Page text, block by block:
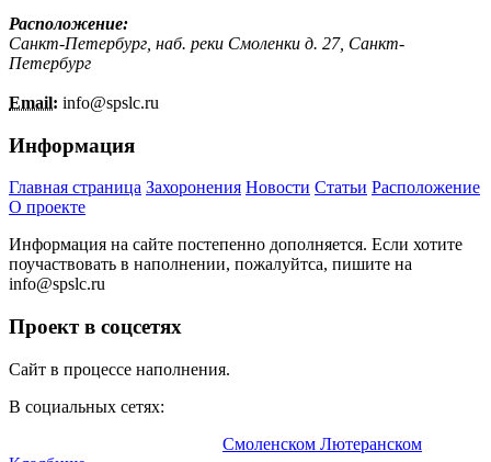
Расположение:
Санкт-Петербург, наб. реки Смоленки д. 27, Санкт-
Петербург
Email: info@spslc.ru
Информация
Главная страница Захоронения Новости Статьи Расположение
О проекте
Информация на сайте постепенно дополняется. Если хотите
поучаствовать в наполнении, пожалуйтса, пишите на
info@spslc.ru
Проект в соцсетях
Сайт в процессе наполнения.
В социальных сетях:
Смоленском Лютеранском